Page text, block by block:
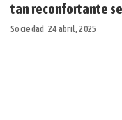
tan reconfortante
Sociedad 24 abril, 2025